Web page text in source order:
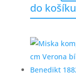
do košíku